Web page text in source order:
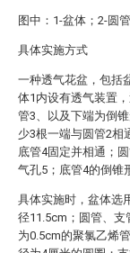
图中：1-盆体；2-圆
具体实施方式
一种透气花盆，包括
体1内设有透气装置
管3、以及下端为倒
少3根一端与圆管2相
底管4固定并相通；
气孔5；底管4的倒锥
具体实施时，盆体选
径11.5cm；圆管、
为0.5cm的聚氯乙烯